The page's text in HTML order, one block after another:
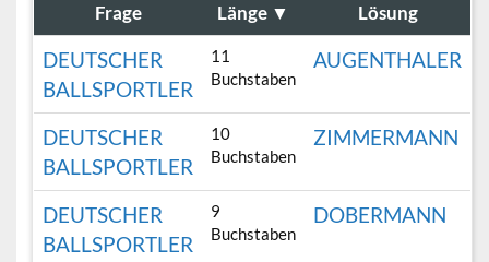
Frage Länge ▼ Lösung
DEUTSCHER
BALLSPORTLER
11
Buchstaben
AUGENTHALER
DEUTSCHER
BALLSPORTLER
10
Buchstaben
ZIMMERMANN
DEUTSCHER
BALLSPORTLER
9
Buchstaben
DOBERMANN